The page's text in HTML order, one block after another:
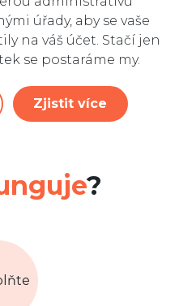
úřady, aby se vaše
na váš účet. Stačí jen
se postaráme my.
Zjistit více
?